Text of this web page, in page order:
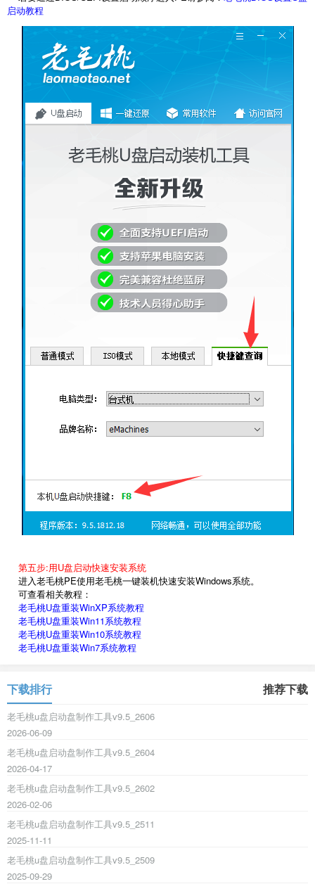
启动教程
第五步:用U盘启动快速安装系统
进入老毛桃PE使用老毛桃一键装机快速安装Windows系统。
可查看相关教程：
老毛桃U盘重装WinXP系统教程
老毛桃U盘重装Win11系统教程
老毛桃U盘重装Win10系统教程
老毛桃U盘重装Win7系统教程
下载排行 推荐下载
老毛桃u盘启动盘制作工具v9.5_2606
2026-06-09
老毛桃u盘启动盘制作工具v9.5_2604
2026-04-17
老毛桃u盘启动盘制作工具v9.5_2602
2026-02-06
老毛桃u盘启动盘制作工具v9.5_2511
2025-11-11
老毛桃u盘启动盘制作工具v9.5_2509
2025-09-29